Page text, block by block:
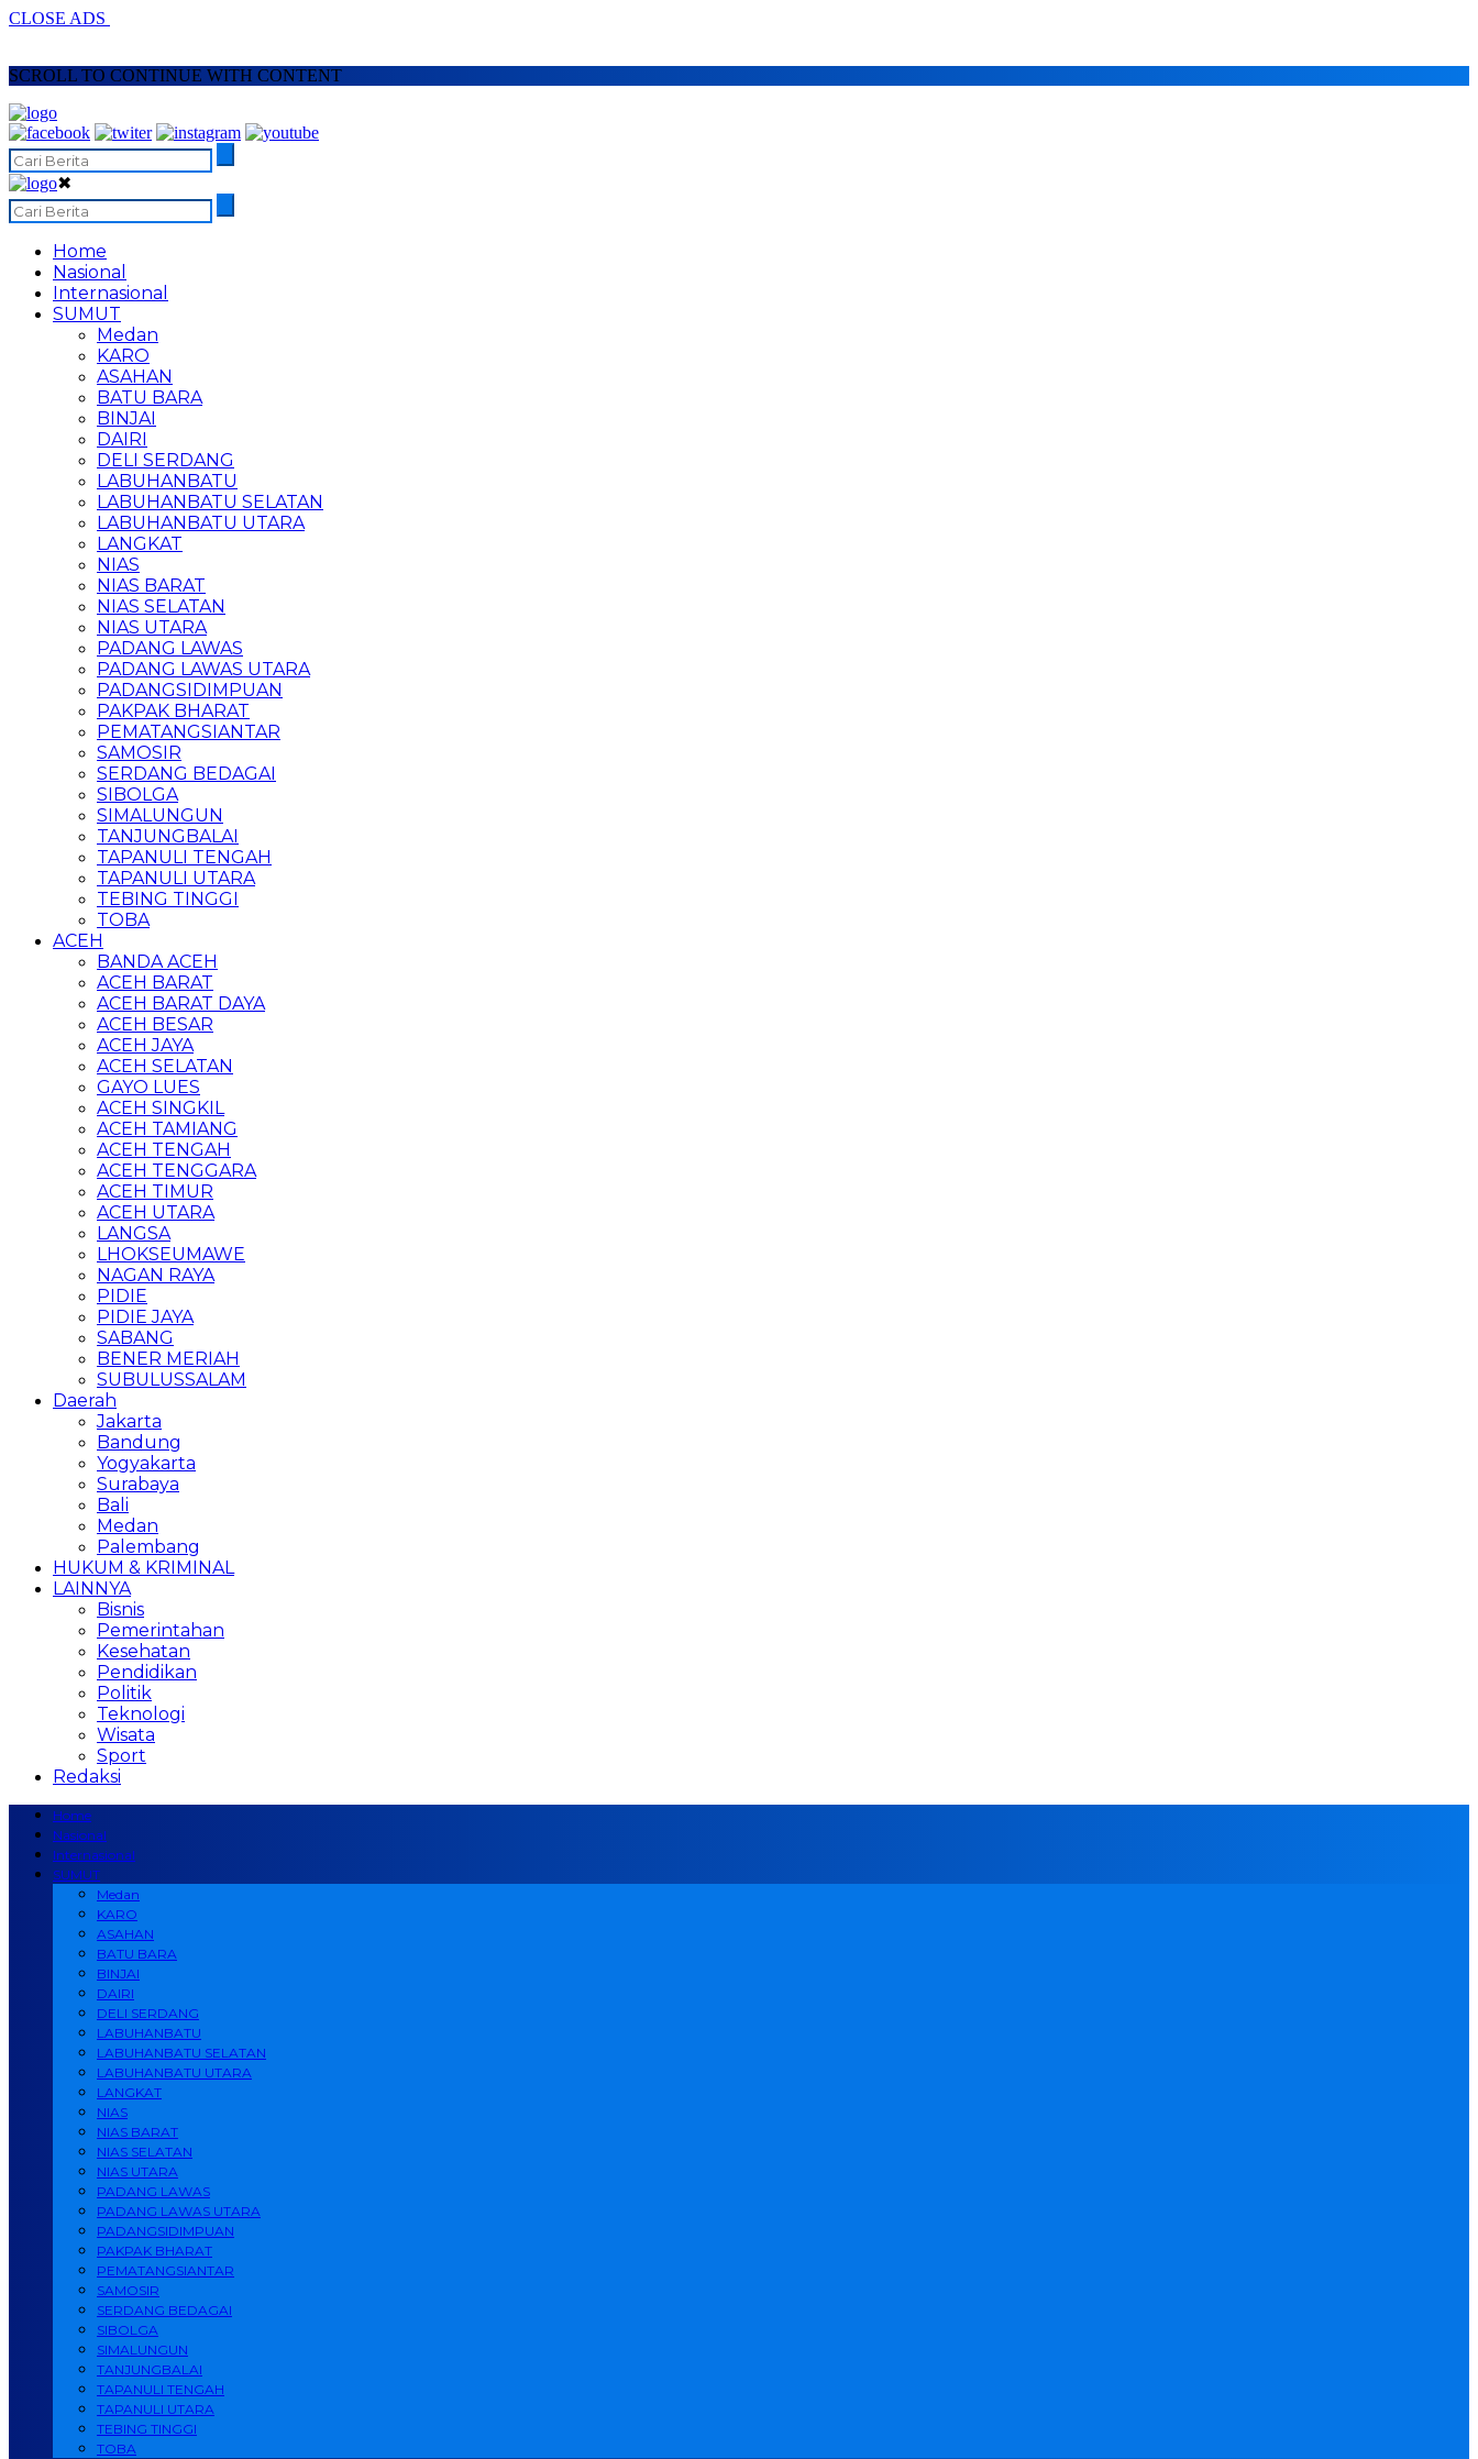
CLOSE ADS
SCROLL TO CONTINUE WITH CONTENT
✖
Home
Nasional
Internasional
SUMUT
Medan
KARO
ASAHAN
BATU BARA
BINJAI
DAIRI
DELI SERDANG
LABUHANBATU
LABUHANBATU SELATAN
LABUHANBATU UTARA
LANGKAT
NIAS
NIAS BARAT
NIAS SELATAN
NIAS UTARA
PADANG LAWAS
PADANG LAWAS UTARA
PADANGSIDIMPUAN
PAKPAK BHARAT
PEMATANGSIANTAR
SAMOSIR
SERDANG BEDAGAI
SIBOLGA
SIMALUNGUN
TANJUNGBALAI
TAPANULI TENGAH
TAPANULI UTARA
TEBING TINGGI
TOBA
ACEH
BANDA ACEH
ACEH BARAT
ACEH BARAT DAYA
ACEH BESAR
ACEH JAYA
ACEH SELATAN
GAYO LUES
ACEH SINGKIL
ACEH TAMIANG
ACEH TENGAH
ACEH TENGGARA
ACEH TIMUR
ACEH UTARA
LANGSA
LHOKSEUMAWE
NAGAN RAYA
PIDIE
PIDIE JAYA
SABANG
BENER MERIAH
SUBULUSSALAM
Daerah
Jakarta
Bandung
Yogyakarta
Surabaya
Bali
Medan
Palembang
HUKUM & KRIMINAL
LAINNYA
Bisnis
Pemerintahan
Kesehatan
Pendidikan
Politik
Teknologi
Wisata
Sport
Redaksi
Home
Nasional
Internasional
SUMUT
Medan
KARO
ASAHAN
BATU BARA
BINJAI
DAIRI
DELI SERDANG
LABUHANBATU
LABUHANBATU SELATAN
LABUHANBATU UTARA
LANGKAT
NIAS
NIAS BARAT
NIAS SELATAN
NIAS UTARA
PADANG LAWAS
PADANG LAWAS UTARA
PADANGSIDIMPUAN
PAKPAK BHARAT
PEMATANGSIANTAR
SAMOSIR
SERDANG BEDAGAI
SIBOLGA
SIMALUNGUN
TANJUNGBALAI
TAPANULI TENGAH
TAPANULI UTARA
TEBING TINGGI
TOBA